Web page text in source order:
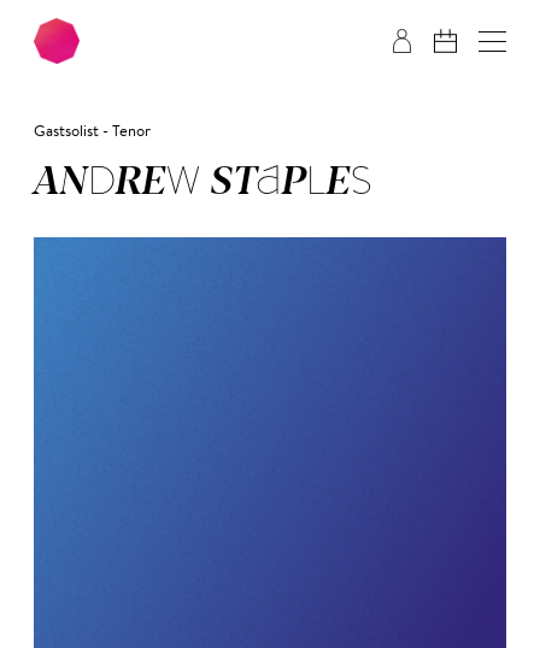
Zum Hauptinhalt springen Zum Footer springen
Gastsolist - Tenor
AN­DREW STA­PLES